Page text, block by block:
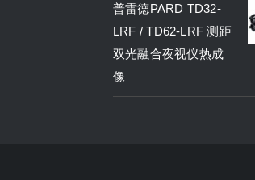
普雷德PARD TD32-
LRF / TD62-LRF 测距
双光融合夜视仪热成
像